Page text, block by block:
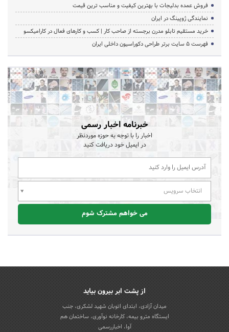
فروش عمده بدلیجات با بهترین کیفیت و مناسب ترین قیمت
نمایندگی ژوپینگ در ایران
خرید مستقیم تابلو مدرن برجسته از صاحب کار | کسب و کارهای فعال در کارامیکسو
فهرست 5 سایت برتر طراحی دکوراسیون داخلی ایران
خبرنامه اخبار رسمی
اخبار را با توجه به حوزه موردنظر
در ایمیل خود دریافت کنید
انتخاب سرویس
می خواهم مشترک شوم
از پشت ابر بیرون بیاید
میدان آزادی، ابتدای اتوبان شهید لشکری، جنب
ایستگاه مترو بیمه، کارخانه نوآوری، ساختمان هم
آوا، اخباررسمی